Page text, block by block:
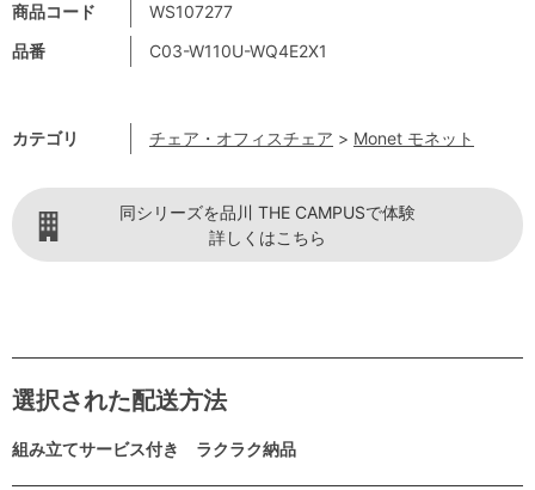
商品コード
WS107277
品番
C03-W110U-WQ4E2X1
カテゴリ チェア・オフィスチェア > Monet モネット
同シリーズを品川 THE CAMPUSで体験
詳しくはこちら
選択された配送方法
組み立てサービス付き ラクラク納品